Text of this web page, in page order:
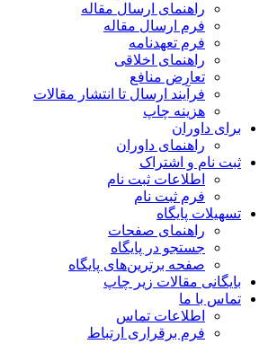
راهنمای ارسال مقاله
فرم ارسال مقاله
فرم تعهدنامه
راهنمای اخلاقی
تعارض منافع
فرآیند ارسال تا انتشار مقالات
هزینه چاپ
برای داوران
راهنمای داوران
ثبت نام و اشتراک
اطلاعات ثبت نام
فرم ثبت نام
تسهیلات پایگاه
راهنمای صفحات
جستجو در پایگاه
صفحه برترین‌های پایگاه
بایگانی مقالات زیر چاپ
تماس با ما
اطلاعات تماس
فرم برقراری ارتباط